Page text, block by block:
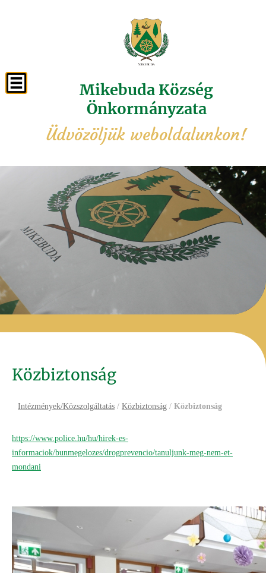
Mikebuda Község
Önkormányzata
Üdvözöljük weboldalunkon!
Közbiztonság
Intézmények/Közszolgáltatás / Közbiztonság / Közbiztonság
https://www.police.hu/hu/hirek-es-
informaciok/bunmegelozes/drogprevencio/tanuljunk-meg-nem-et-
mondani